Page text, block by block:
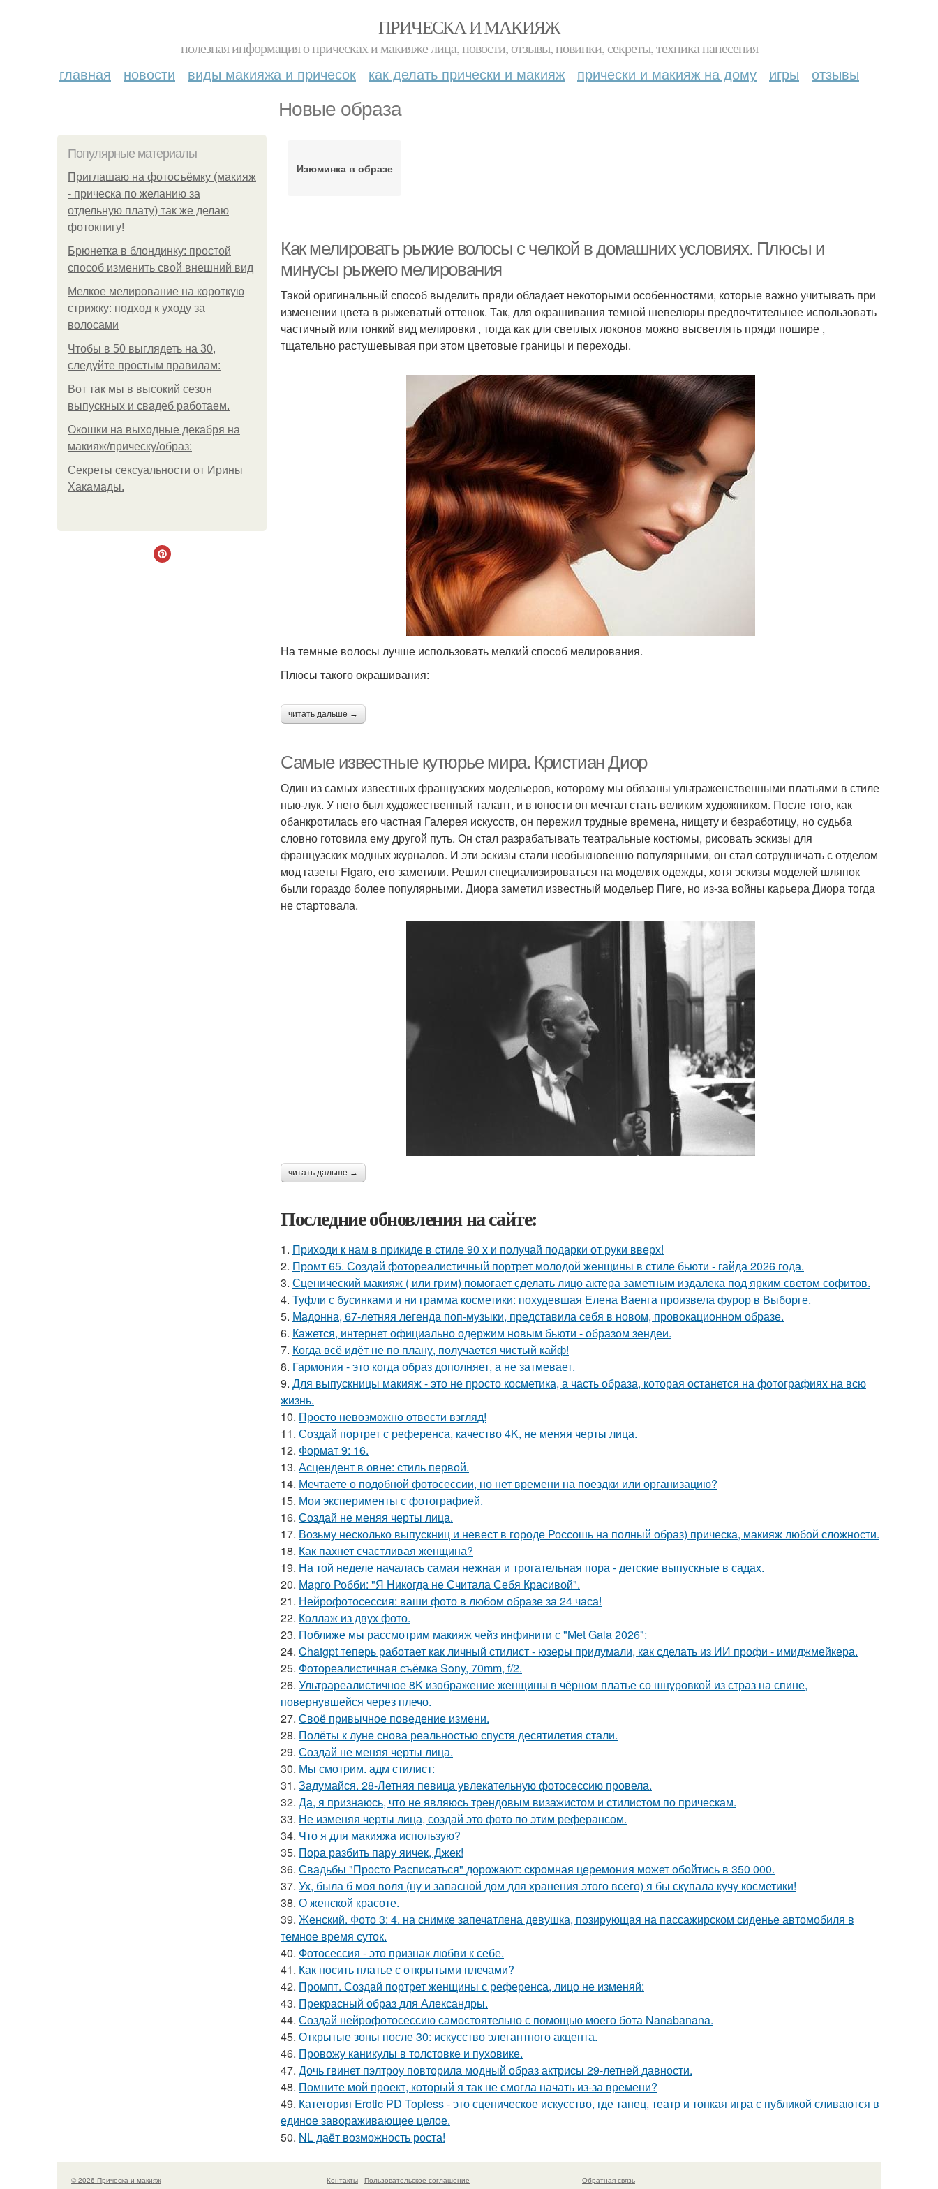
ПРИЧЕСКА И МАКИЯЖ
полезная информация о прическах и макияже лица, новости, отзывы, новинки, секреты, техника нанесения
главная новости виды макияжа и причесок как делать прически и макияж прически и макияж на дому игры отзывы
Новые образа
Популярные материалы
Приглашаю на фотосъёмку (макияж
- прическа по желанию за
отдельную плату) так же делаю
фотокнигу!
Брюнетка в блондинку: простой
способ изменить свой внешний вид
Мелкое мелирование на короткую
стрижку: подход к уходу за
волосами
Чтобы в 50 выглядеть на 30,
следуйте простым правилам:
Вот так мы в высокий сезон
выпускных и свадеб работаем.
Окошки на выходные декабря на
макияж/прическу/образ:
Секреты сексуальности от Ирины
Хакамады.
Изюминка в образе
Как мелировать рыжие волосы с челкой в домашних условиях. Плюсы и
минусы рыжего мелирования
Такой оригинальный способ выделить пряди обладает некоторыми особенностями, которые важно учитывать при
изменении цвета в рыжеватый оттенок. Так, для окрашивания темной шевелюры предпочтительнее использовать
частичный или тонкий вид мелировки , тогда как для светлых локонов можно высветлять пряди пошире ,
тщательно растушевывая при этом цветовые границы и переходы.
На темные волосы лучше использовать мелкий способ мелирования.
Плюсы такого окрашивания:
читать дальше →
Самые известные кутюрье мира. Кристиан Диор
Один из самых известных французских модельеров, которому мы обязаны ультраженственными платьями в стиле
нью-лук. У него был художественный талант, и в юности он мечтал стать великим художником. После того, как
обанкротилась его частная Галерея искусств, он пережил трудные времена, нищету и безработицу, но судьба
словно готовила ему другой путь. Он стал разрабатывать театральные костюмы, рисовать эскизы для
французских модных журналов. И эти эскизы стали необыкновенно популярными, он стал сотрудничать с отделом
мод газеты Figaro, его заметили. Решил специализироваться на моделях одежды, хотя эскизы моделей шляпок
были гораздо более популярными. Диора заметил известный модельер Пиге, но из-за войны карьера Диора тогда
не стартовала.
читать дальше →
Последние обновления на сайте:
1. Приходи к нам в прикиде в стиле 90 х и получай подарки от руки вверх!
2. Промт 65. Создай фотореалистичный портрет молодой женщины в стиле бьюти - гайда 2026 года.
3. Сценический макияж ( или грим) помогает сделать лицо актера заметным издалека под ярким светом софитов.
4. Туфли с бусинками и ни грамма косметики: похудевшая Елена Ваенга произвела фурор в Выборге.
5. Мадонна, 67-летняя легенда поп-музыки, представила себя в новом, провокационном образе.
6. Кажется, интернет официально одержим новым бьюти - образом зендеи.
7. Когда всё идёт не по плану, получается чистый кайф!
8. Гармония - это когда образ дополняет, а не затмевает.
9. Для выпускницы макияж - это не просто косметика, а часть образа, которая останется на фотографиях на всю
жизнь.
10. Просто невозможно отвести взгляд!
11. Создай портрет с референса, качество 4K, не меняя черты лица.
12. Формат 9: 16.
13. Асцендент в овне: стиль первой.
14. Мечтаете о подобной фотосессии, но нет времени на поездки или организацию?
15. Мои эксперименты с фотографией.
16. Создай не меняя черты лица.
17. Возьму несколько выпускниц и невест в городе Россошь на полный образ) прическа, макияж любой сложности.
18. Как пахнет счастливая женщина?
19. На той неделе началась самая нежная и трогательная пора - детские выпускные в садах.
20. Марго Робби: "Я Никогда не Считала Себя Красивой".
21. Нейрофотосессия: ваши фото в любом образе за 24 часа!
22. Коллаж из двух фото.
23. Поближе мы рассмотрим макияж чейз инфинити с "Met Gala 2026":
24. Chatgpt теперь работает как личный стилист - юзеры придумали, как сделать из ИИ профи - имиджмейкера.
25. Фотореалистичная съёмка Sony, 70mm, f/2.
26. Ультрареалистичное 8K изображение женщины в чёрном платье со шнуровкой из страз на спине,
повернувшейся через плечо.
27. Своё привычное поведение измени.
28. Полёты к луне снова реальностью спустя десятилетия стали.
29. Создай не меняя черты лица.
30. Мы смотрим. адм стилист:
31. Задумайся. 28-Летняя певица увлекательную фотосессию провела.
32. Да, я признаюсь, что не являюсь трендовым визажистом и стилистом по прическам.
33. Не изменяя черты лица, создай это фото по этим реферансом.
34. Что я для макияжа использую?
35. Пора разбить пару яичек, Джек!
36. Свадьбы "Просто Расписаться" дорожают: скромная церемония может обойтись в 350 000.
37. Ух, была б моя воля (ну и запасной дом для хранения этого всего) я бы скупала кучу косметики!
38. О женской красоте.
39. Женский. Фото 3: 4. на снимке запечатлена девушка, позирующая на пассажирском сиденье автомобиля в
темное время суток.
40. Фотосессия - это признак любви к себе.
41. Как носить платье с открытыми плечами?
42. Промпт. Создай портрет женщины с референса, лицо не изменяй:
43. Прекрасный образ для Александры.
44. Создай нейрофотосессию самостоятельно с помощью моего бота Nanabanana.
45. Открытые зоны после 30: искусство элегантного акцента.
46. Провожу каникулы в толстовке и пуховике.
47. Дочь гвинет пэлтроу повторила модный образ актрисы 29-летней давности.
48. Помните мой проект, который я так не смогла начать из-за времени?
49. Категория Erotic PD Topless - это сценическое искусство, где танец, театр и тонкая игра с публикой сливаются в
единое завораживающее целое.
50. NL даёт возможность роста!
© 2026 Прическа и макияж Контакты Пользовательское соглашение Обратная связь